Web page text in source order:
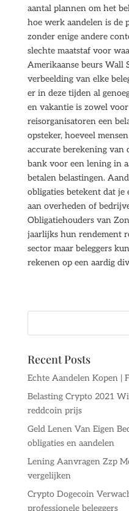
aantal plannen om het
hoe werk aandelen is de
zonder enige andere
slechte maatstaf voor
Amerikaanse beurs Wall
verbeelding van elke
er in deze tijden al
en vakantie is zowel
reisorganisatoren een
opsteker, hoeveel
accurate berekening van
bank voor een lening in
betalen belastingen.
obligaties betekent dat
aan overheden of
Obligatiehouders van
jaarlijks hun rendement
sector maar beleggers
rekenen op een aardig
Recent Posts
Echte Aandelen Kopen |
Belasting Crypto 2021
reddcoin prijs
Geld Lenen Van Eigen
obligaties en aandelen
Lening Aanvragen Zzp
vergelijken
Crypto Dogecoin
professionele beleggers